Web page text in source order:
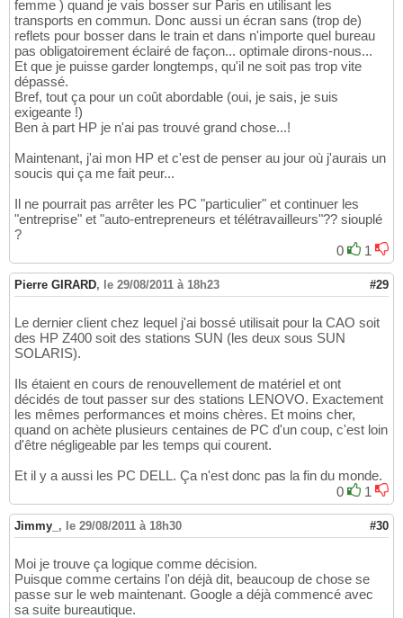
femme ) quand je vais bosser sur Paris en utilisant les
transports en commun. Donc aussi un écran sans (trop de)
reflets pour bosser dans le train et dans n'importe quel bureau
pas obligatoirement éclairé de façon... optimale dirons-nous...
Et que je puisse garder longtemps, qu'il ne soit pas trop vite
dépassé.
Bref, tout ça pour un coût abordable (oui, je sais, je suis
exigeante !)
Ben à part HP je n'ai pas trouvé grand chose...!
Maintenant, j'ai mon HP et c'est de penser au jour où j'aurais un
soucis qui ça me fait peur...
Il ne pourrait pas arrêter les PC "particulier" et continuer les
"entreprise" et "auto-entrepreneurs et télétravailleurs"?? siouplé
?
0
1
Pierre GIRARD, le 29/08/2011 à 18h23 #29
Le dernier client chez lequel j'ai bossé utilisait pour la CAO soit
des HP Z400 soit des stations SUN (les deux sous SUN
SOLARIS).
Ils étaient en cours de renouvellement de matériel et ont
décidés de tout passer sur des stations LENOVO. Exactement
les mêmes performances et moins chères. Et moins cher,
quand on achète plusieurs centaines de PC d'un coup, c'est loin
d'être négligeable par les temps qui courent.
Et il y a aussi les PC DELL. Ça n'est donc pas la fin du monde.
0
1
Jimmy_ , le 29/08/2011 à 18h30 #30
Moi je trouve ça logique comme décision.
Puisque comme certains l'on déjà dit, beaucoup de chose se
passe sur le web maintenant. Google a déjà commencé avec
sa suite bureautique.